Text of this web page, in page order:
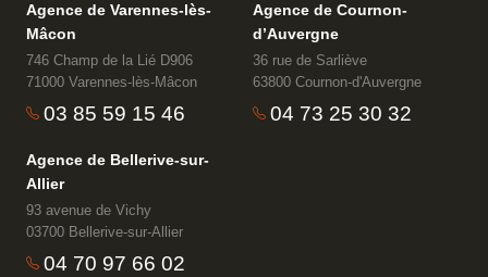
Agence de Varennes-lès-
Mâcon
746 Champ de la Lié D906
71000 Varennes-lès-Mâcon
03 85 59 15 46
Agence de Cournon-
d’Auvergne
36 rue de Sarliève
63800 Cournon-d'Auvergne
04 73 25 30 32
Agence de Bellerive-sur-
Allier
93 avenue de Vichy
03700 Bellerive-sur-Allier
04 70 97 66 02